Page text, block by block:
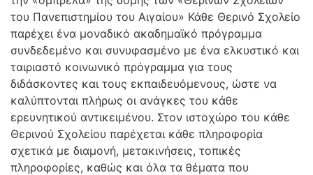
του Πανεπιστημίου του Αιγαίου» Κάθε Θερινό Σχολείο
παρέχει ένα μοναδικό ακαδημαϊκό πρόγραμμα
συνδεδεμένο και συνυφασμένο με ένα ελκυστικό και
ταιριαστό κοινωνικό πρόγραμμα για τους
διδάσκοντες και τους εκπαιδευόμενους, ώστε να
καλύπτονται πλήρως οι ανάγκες του κάθε
ερευνητικού αντικειμένου. Στον ιστοχώρο του κάθε
Θερινού Σχολείου παρέχεται κάθε πληροφορία
σχετικά με διαμονή, μετακινήσεις, τοπικές
πληροφορίες, καθώς και όλα τα θέματα που